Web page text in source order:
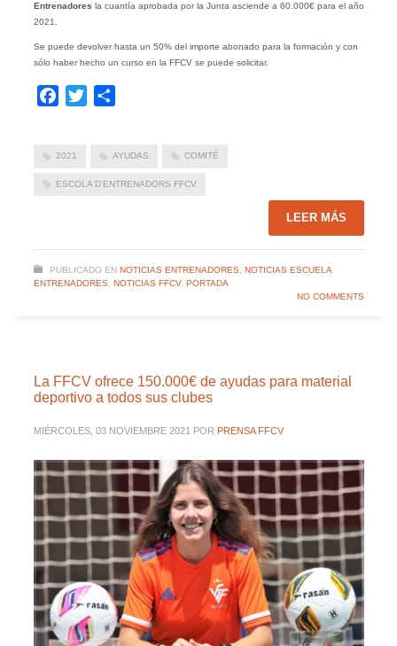
Entrenadores la cuantía aprobada por la Junta asciende a 60.000€ para el año
2021.
Se puede devolver hasta un 50% del importe abonado para la formación y con
sólo haber hecho un curso en la FFCV se puede solicitar.
Facebook
Twitter
2021 AYUDAS COMITÉ
ESCOLA D'ENTRENADORS FFCV
LEER MÁS
PUBLICADO EN NOTICIAS ENTRENADORES, NOTICIAS ESCUELA
ENTRENADORES, NOTICIAS FFCV, PORTADA
NO COMMENTS
La FFCV ofrece 150.000€ de ayudas para material
deportivo a todos sus clubes
MIÉRCOLES, 03 NOVIEMBRE 2021 POR PRENSA FFCV